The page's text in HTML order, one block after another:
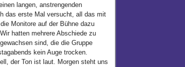
langen, anstrengenden
das erste Mal versucht, all das mit
Monitore auf der Bühne dazu
hatten mehrere Abschiede zu
sind, die die Gruppe
kein Auge trocken.
der Ton ist laut. Morgen steht uns